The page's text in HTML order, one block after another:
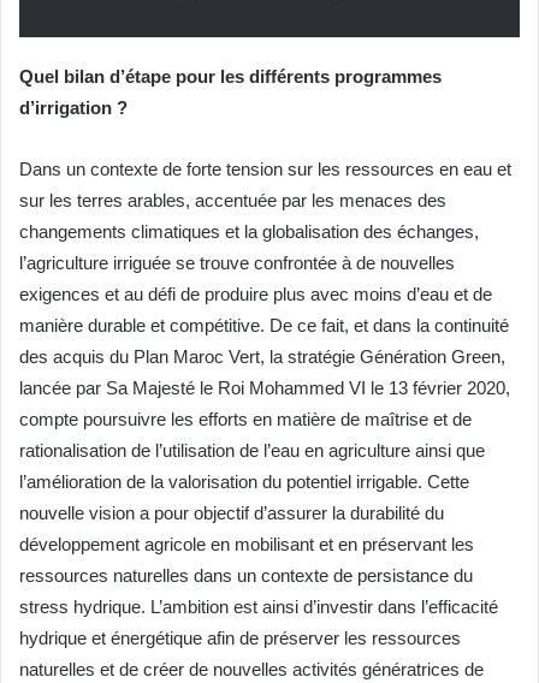
Quel bilan d’étape pour les différents programmes
d’irrigation ?
Dans un contexte de forte tension sur les ressources en eau et
sur les terres arables, accentuée par les menaces des
changements climatiques et la globalisation des échanges,
l’agriculture irriguée se trouve confrontée à de nouvelles
exigences et au défi de produire plus avec moins d’eau et de
manière durable et compétitive. De ce fait, et dans la continuité
des acquis du Plan Maroc Vert, la stratégie Génération Green,
lancée par Sa Majesté le Roi Mohammed VI le 13 février 2020,
compte poursuivre les efforts en matière de maîtrise et de
rationalisation de l’utilisation de l’eau en agriculture ainsi que
l’amélioration de la valorisation du potentiel irrigable. Cette
nouvelle vision a pour objectif d’assurer la durabilité du
développement agricole en mobilisant et en préservant les
ressources naturelles dans un contexte de persistance du
stress hydrique. L’ambition est ainsi d’investir dans l’efficacité
hydrique et énergétique afin de préserver les ressources
naturelles et de créer de nouvelles activités génératrices de